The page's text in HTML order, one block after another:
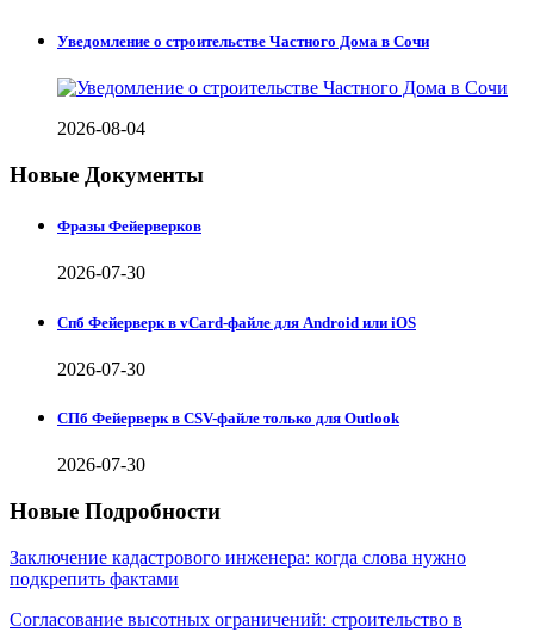
Уведомление о строительстве Частного Дома в Сочи
2026-08-04
Новые Документы
Фразы Фейерверков
2026-07-30
Спб Фейерверк в vCard-файле для Android или iOS
2026-07-30
СПб Фейерверк в CSV-файле только для Outlook
2026-07-30
Новые Подробности
Заключение кадастрового инженера: когда слова нужно
подкрепить фактами
Согласование высотных ограничений: строительство в